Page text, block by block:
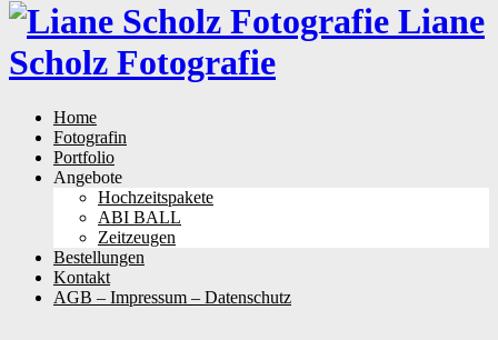
Liane
Scholz Fotografie
Skip
content
Home
Fotografin
Portfolio
Angebote
Hochzeitspakete
ABI BALL
Zeitzeugen
Bestellungen
Kontakt
AGB – Impressum – Datenschutz